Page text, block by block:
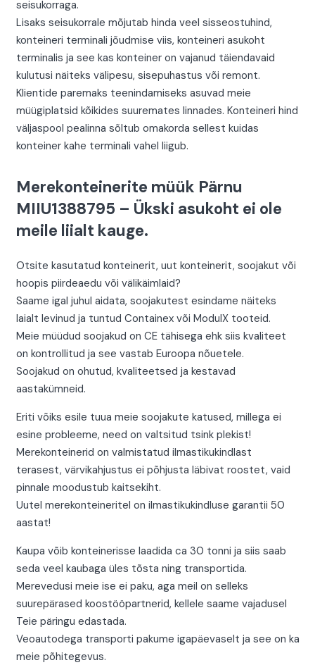
seisukorraga.
Lisaks seisukorrale mõjutab hinda veel sisseostuhind,
konteineri terminali jõudmise viis, konteineri asukoht
terminalis ja see kas konteiner on vajanud täiendavaid
kulutusi näiteks välipesu, sisepuhastus või remont.
Klientide paremaks teenindamiseks asuvad meie
müügiplatsid kõikides suuremates linnades. Konteineri hind
väljaspool pealinna sõltub omakorda sellest kuidas
konteiner kahe terminali vahel liigub.
Merekonteinerite müük Pärnu
MIIU1388795 – Ükski asukoht ei ole
meile liialt kauge.
Otsite kasutatud konteinerit, uut konteinerit, soojakut või
hoopis piirdeaedu või välikäimlaid?
Saame igal juhul aidata, soojakutest esindame näiteks
laialt levinud ja tuntud Containex või ModulX tooteid.
Meie müüdud soojakud on CE tähisega ehk siis kvaliteet
on kontrollitud ja see vastab Euroopa nõuetele.
Soojakud on ohutud, kvaliteetsed ja kestavad
aastakümneid.
Eriti võiks esile tuua meie soojakute katused, millega ei
esine probleeme, need on valtsitud tsink plekist!
Merekonteinerid on valmistatud ilmastikukindlast
terasest, värvikahjustus ei põhjusta läbivat roostet, vaid
pinnale moodustub kaitsekiht.
Uutel merekonteineritel on ilmastikukindluse garantii 50
aastat!
Kaupa võib konteinerisse laadida ca 30 tonni ja siis saab
seda veel kaubaga üles tõsta ning transportida.
Merevedusi meie ise ei paku, aga meil on selleks
suurepärased koostööpartnerid, kellele saame vajadusel
Teie päringu edastada.
Veoautodega transporti pakume igapäevaselt ja see on ka
meie põhitegevus.